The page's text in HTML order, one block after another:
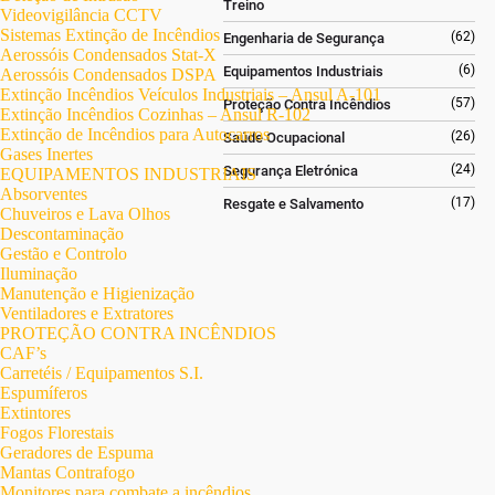
Videovigilância CCTV
Sistemas Extinção de Incêndios
Aerossóis Condensados Stat-X
Aerossóis Condensados DSPA
Extinção Incêndios Veículos Industriais – Ansul A-101
Extinção Incêndios Cozinhas – Ansul R-102
Extinção de Incêndios para Autocarros
Gases Inertes
EQUIPAMENTOS INDUSTRIAIS
Absorventes
Chuveiros e Lava Olhos
Descontaminação
Gestão e Controlo
Iluminação
Manutenção e Higienização
Ventiladores e Extratores
PROTEÇÃO CONTRA INCÊNDIOS
CAF’s
Carretéis / Equipamentos S.I.
Espumíferos
Extintores
Fogos Florestais
Geradores de Espuma
Mantas Contrafogo
Treino
Engenharia de Segurança
(62)
Equipamentos Industriais (6)
Proteção Contra Incêndios (57)
Saúde Ocupacional (26)
Segurança Eletrónica (24)
Resgate e Salvamento (17)